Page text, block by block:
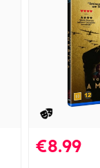
€8.99